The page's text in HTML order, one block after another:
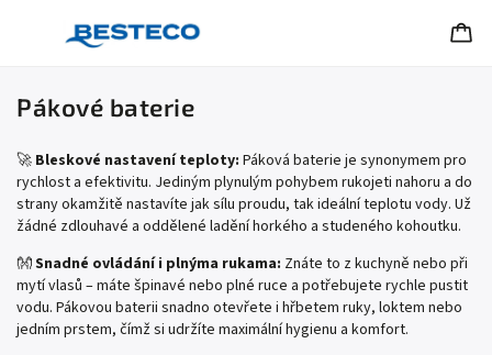
Pákové baterie
🚀 Bleskové nastavení teploty: Páková baterie je synonymem pro
rychlost a efektivitu. Jediným plynulým pohybem rukojeti nahoru a do
strany okamžitě nastavíte jak sílu proudu, tak ideální teplotu vody. Už
žádné zdlouhavé a oddělené ladění horkého a studeného kohoutku.
👐Snadné ovládání i plnýma rukama: Znáte to z kuchyně nebo při
mytí vlasů – máte špinavé nebo plné ruce a potřebujete rychle pustit
vodu. Pákovou baterii snadno otevřete i hřbetem ruky, loktem nebo
jedním prstem, čímž si udržíte maximální hygienu a komfort.